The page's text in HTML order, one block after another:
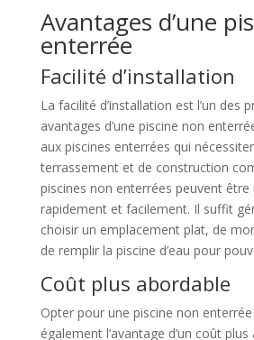
Avantages d’une
enterrée
Facilité d’installation
La facilité d’installation est l’un des
avantages d’une piscine non
aux piscines enterrées qui
terrassement et de construction
piscines non enterrées peuvent être
rapidement et facilement. Il suffit
choisir un emplacement plat, de
de remplir la piscine d’eau pour
Coût plus abordable
Opter pour une piscine non
également l’avantage d’un coût